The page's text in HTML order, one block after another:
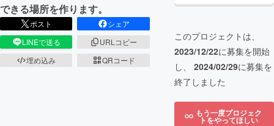
できる場所を作ります。
ポスト
シェア
LINEで送る
URLコピー
埋め込み
QRコード
このプロジェクトは、
2023/12/22に募集を開始
し、 2024/02/29に募集を
終了しました
もう一度プロジェク
トをやってほしい